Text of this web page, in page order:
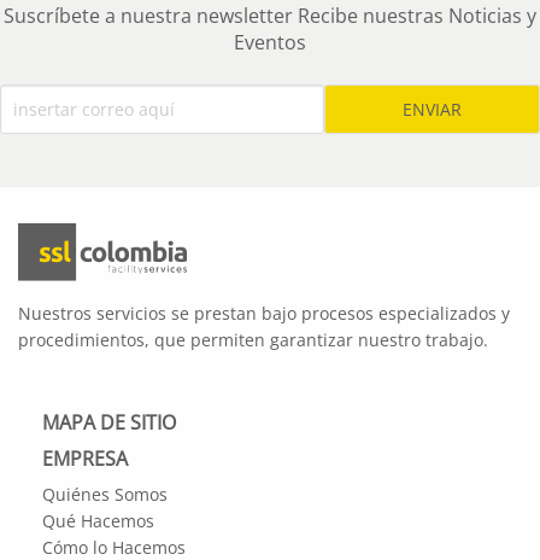
Suscríbete a nuestra newsletter Recibe nuestras Noticias y
Eventos
Nuestros servicios se prestan bajo procesos especializados y
procedimientos, que permiten garantizar nuestro trabajo.
MAPA DE SITIO
EMPRESA
Quiénes Somos
Qué Hacemos
Cómo lo Hacemos